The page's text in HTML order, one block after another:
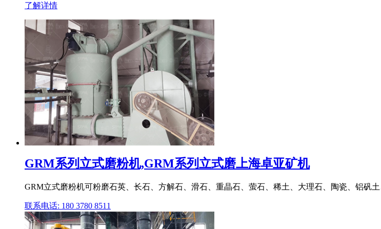
了解详情
GRM系列立式磨粉机,GRM系列立式磨上海卓亚矿机
GRM立式磨粉机可粉磨石英、长石、方解石、滑石、重晶石、萤石、稀土、大理石、陶瓷、铝矾
联系电话: 180 3780 8511